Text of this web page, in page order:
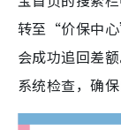
转至“价保中
会成功追回差
系统检查，确